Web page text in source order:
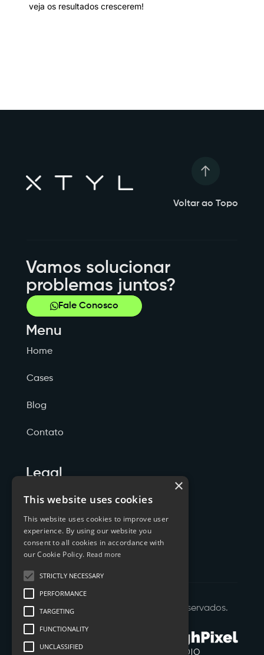
veja os resultados crescerem!
Voltar ao Topo
Vamos solucionar
problemas juntos?
Fale Conosco
Menu
Home
Cases
Blog
Contato
Legal
Politicas de Privacidade
Termos de Serviço
Cookies
©2026XTYL - Todos os Direitos Reservados.
×
This website uses cookies
This website uses cookies to improve user
experience. By using our website you
consent to all cookies in accordance with
our Cookie Policy. Read more
STRICTLY NECESSARY
PERFORMANCE
TARGETING
FUNCTIONALITY
UNCLASSIFIED